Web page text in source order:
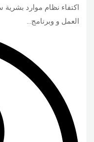
اكتفاء نظام موارد
العمل و وبرنامج…